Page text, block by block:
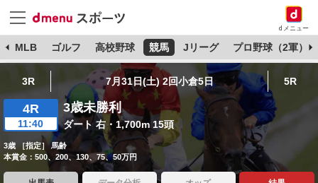
dメニュー
MLB ゴルフ 高校野球 競馬 Jリーグ プロ野球（2軍）
3R 7月31日(土) 2回小倉5日 5R
4R
11:40
3歳未勝利
ダート 右・1,700m 15頭
3歳 ［指定］ 馬齢
本賞金：500、200、130、75、50万円